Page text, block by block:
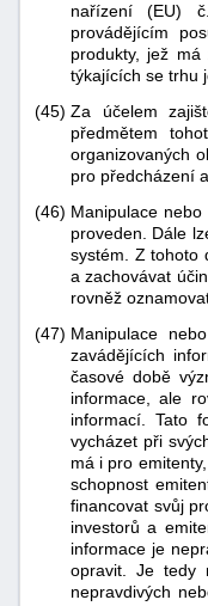
nařízení (EU)
provádějícím
produkty, jež
týkajících se trhu
(45) Za účelem
předmětem
organizovaných
pro předcházení
(46) Manipulace
proveden. Dále
systém. Z tohoto
a zachovávat
rovněž
(47) Manipulace
zavádějících
časové době
informace, ale
informací. Tato
vycházet při
má i pro
schopnost
financovat svůj
investorů a
informace je
opravit. Je tedy
nepravdivých